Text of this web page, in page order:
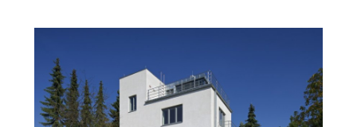
PRODUKTY
Tvrzený kámen Noble Quartzite -
TechniStone